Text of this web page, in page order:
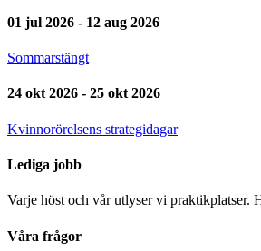
01 jul 2026 - 12 aug 2026
Sommarstängt
24 okt 2026 - 25 okt 2026
Kvinnorörelsens strategidagar
Lediga jobb
Varje höst och vår utlyser vi praktikplatser.
Våra frågor